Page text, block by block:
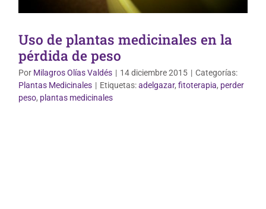
Uso de plantas medicinales en la
pérdida de peso
Por Milagros Olías Valdés | 14 diciembre 2015 | Categorías:
Plantas Medicinales | Etiquetas:adelgazar, fitoterapia, perder
peso, plantas medicinales